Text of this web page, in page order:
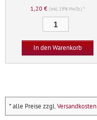
1,20 € (inkl. 19% MwSt.) *
mit
Krug
Menge
In den Warenkorb
* alle Preise zzgl.Versandkosten